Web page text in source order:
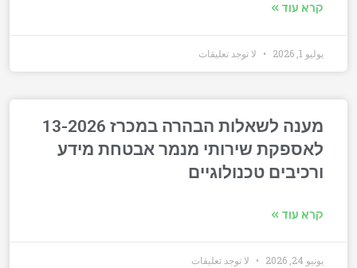
קרא עוד »
يوليو 1, 2026 لا توجد تعليقات
מענה לשאלות הבהרה במכרז 13-2026
לאספקת שירותי מנמר אבטחת מידע
ורכיבים טכנולוגיים
קרא עוד »
يونيو 24, 2026 لا توجد تعليقات